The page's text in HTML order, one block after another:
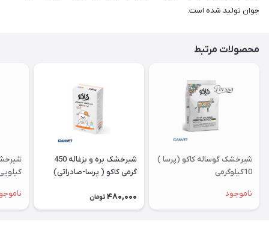
جوان تولید شده است.
محصولات مرتبط
شیرخشک گوساله کاکو (پرسا )
10کیلوگرمی
ناموجود
شیرخشک بره و بزغاله 450
گرمی کاکو ( پرسا-صادراتی)
480,000 تومان